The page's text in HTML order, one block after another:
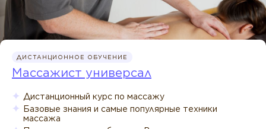
ДИСТАНЦИОННОЕ ОБУЧЕНИЕ
Массажист универсал
Дистанционный курс по массажу
Базовые знания и самые популярные техники
массажа